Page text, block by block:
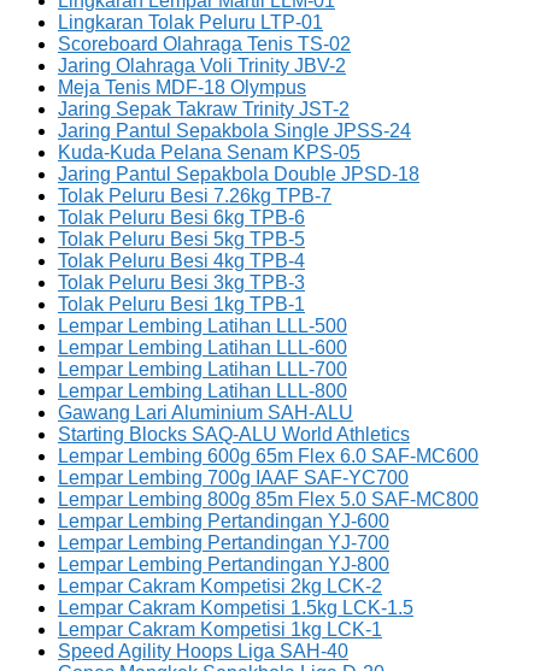
Lingkaran Tolak Peluru LTP-01
Scoreboard Olahraga Tenis TS-02
Jaring Olahraga Voli Trinity JBV-2
Meja Tenis MDF-18 Olympus
Jaring Sepak Takraw Trinity JST-2
Jaring Pantul Sepakbola Single JPSS-24
Kuda-Kuda Pelana Senam KPS-05
Jaring Pantul Sepakbola Double JPSD-18
Tolak Peluru Besi 7.26kg TPB-7
Tolak Peluru Besi 6kg TPB-6
Tolak Peluru Besi 5kg TPB-5
Tolak Peluru Besi 4kg TPB-4
Tolak Peluru Besi 3kg TPB-3
Tolak Peluru Besi 1kg TPB-1
Lempar Lembing Latihan LLL-500
Lempar Lembing Latihan LLL-600
Lempar Lembing Latihan LLL-700
Lempar Lembing Latihan LLL-800
Gawang Lari Aluminium SAH-ALU
Starting Blocks SAQ-ALU World Athletics
Lempar Lembing 600g 65m Flex 6.0 SAF-MC600
Lempar Lembing 700g IAAF SAF-YC700
Lempar Lembing 800g 85m Flex 5.0 SAF-MC800
Lempar Lembing Pertandingan YJ-600
Lempar Lembing Pertandingan YJ-700
Lempar Lembing Pertandingan YJ-800
Lempar Cakram Kompetisi 2kg LCK-2
Lempar Cakram Kompetisi 1.5kg LCK-1.5
Lempar Cakram Kompetisi 1kg LCK-1
Speed Agility Hoops Liga SAH-40